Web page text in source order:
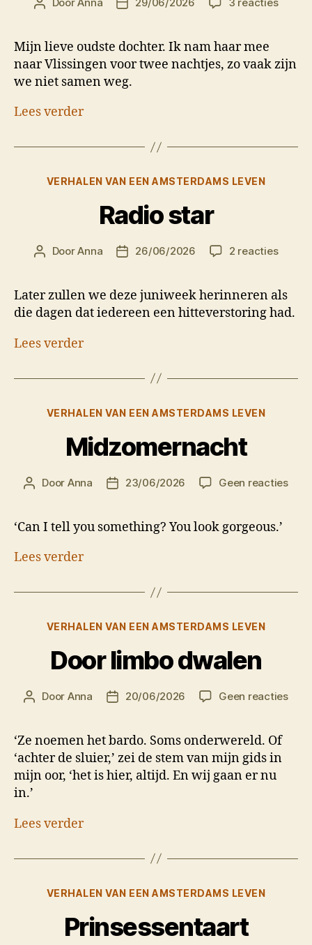
Berichtauteur Berichtdatum
armen
Mijn lieve oudste dochter. Ik nam haar mee
naar Vlissingen voor twee nachtjes, zo vaak zijn
we niet samen weg.
Lees verder
Categorieën
VERHALEN VAN EEN AMSTERDAMS LEVEN
Radio star
Berichtauteur
DoorAnna Berichtdatum
26/06/2026 2 reactiesop
Later zullen we deze juniweek herinneren als
die dagen dat iedereen een hitteverstoring had.
Lees verder
Categorieën
VERHALEN VAN EEN AMSTERDAMS LEVEN
Midzomernacht
Berichtauteur
Door Anna Berichtdatum
23/06/2026 Geen reactiesop
‘Can I tell you something? You look gorgeous.’
Lees verder
Categorieën
VERHALEN VAN EEN AMSTERDAMS LEVEN
Door limbo dwalen
Berichtauteur
Door Anna Berichtdatum
20/06/2026 Geen reactiesop
‘Ze noemen het bardo. Soms onderwereld. Of
‘achter de sluier,’ zei de stem van mijn gids in
mijn oor, ‘het is hier, altijd. En wij gaan er nu
in.’
Lees verder
Categorieën
VERHALEN VAN EEN AMSTERDAMS LEVEN
Prinsessentaart